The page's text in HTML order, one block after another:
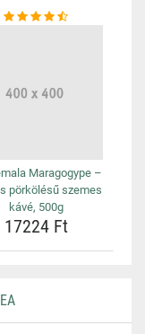
Maragogype –
pörkölésű szemes
kávé, 500g
17224 Ft